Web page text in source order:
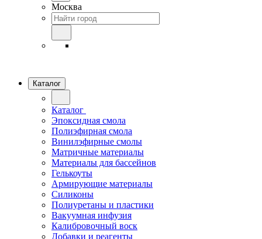
Москва
Каталог
Каталог
Эпоксидная смола
Полиэфирная смола
Винилэфирные смолы
Матричные материалы
Материалы для бассейнов
Гелькоуты
Армирующие материалы
Силиконы
Полиуретаны и пластики
Вакуумная инфузия
Калибровочный воск
Добавки и реагенты